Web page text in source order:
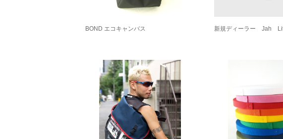
BOND エコキャンバス 新規ディーラー Jah